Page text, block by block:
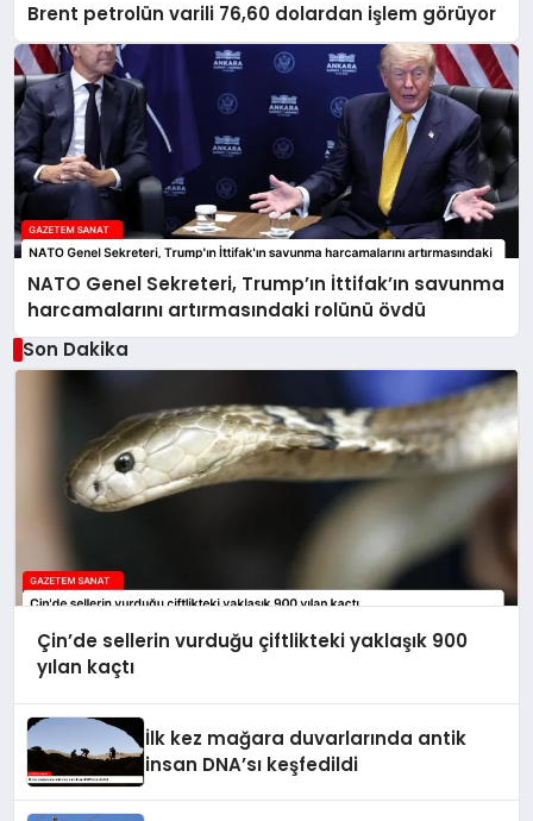
Brent petrolün varili 76,60 dolardan işlem görüyor
NATO Genel Sekreteri, Trump’ın İttifak’ın savunma
harcamalarını artırmasındaki rolünü övdü
Son Dakika
Çin’de sellerin vurduğu çiftlikteki yaklaşık 900
yılan kaçtı
İlk kez mağara duvarlarında antik
insan DNA’sı keşfedildi